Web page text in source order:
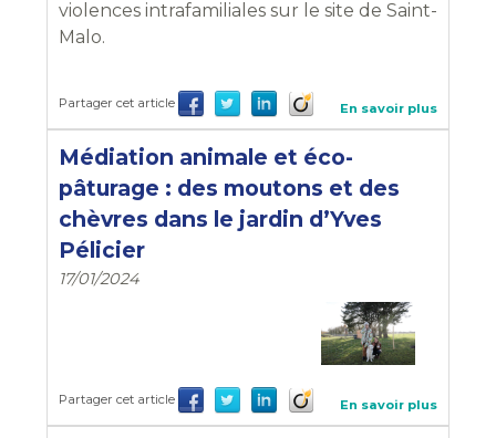
violences intrafamiliales sur le site de Saint-
Malo.
Partager cet article En savoir plus
Médiation animale et éco-
pâturage : des moutons et des
chèvres dans le jardin d’Yves
Pélicier
17/01/2024
Partager cet article En savoir plus